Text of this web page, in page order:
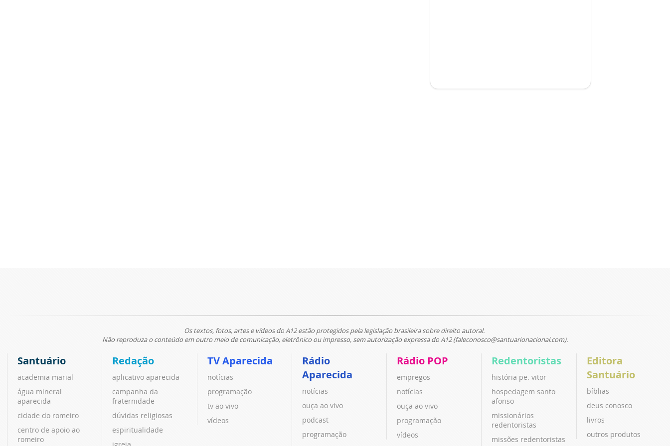
Os textos, fotos, artes e vídeos do A12 estão protegidos pela legislação brasileira sobre direito autoral.
Não reproduza o conteúdo em outro meio de comunicação, eletrônico ou impresso, sem autorização expressa do A12 (faleconosco@santuarionacional.com).
Santuário
academia marial
água mineral
aparecida
cidade do romeiro
centro de apoio ao
romeiro
Redação
aplicativo aparecida
campanha da
fraternidade
dúvidas religiosas
espiritualidade
igreja
TV Aparecida
notícias
programação
tv ao vivo
vídeos
Rádio
Aparecida
notícias
ouça ao vivo
podcast
programação
Rádio POP
empregos
notícias
ouça ao vivo
programação
vídeos
Redentoristas
história pe. vitor
hospedagem santo
afonso
missionários
redentoristas
missões redentoristas
Editora
Santuário
bíblias
deus conosco
livros
outros produtos